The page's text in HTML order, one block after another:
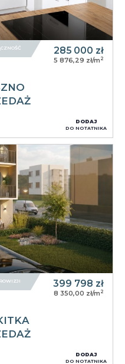
285 000 zł
5 876,29 zł/m 2
DODAJ
DO NOTATNIKA
399 798 zł
8 350,00 zł/m 2
DODAJ
DO NOTATNIKA